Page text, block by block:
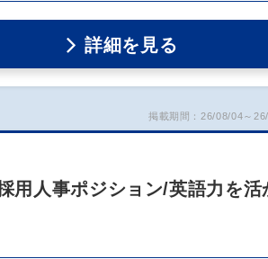
詳細を見る
掲載期間：26/08/04～
用人事ポジション/英語力を活